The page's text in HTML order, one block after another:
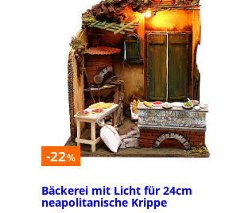
-22%
Bäckerei mit Licht für 24cm
neapolitanische Krippe